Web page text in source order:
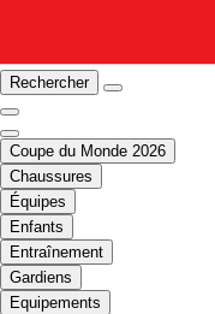
Rechercher
Coupe du Monde 2026
Chaussures
Équipes
Enfants
Entraînement
Gardiens
Equipements